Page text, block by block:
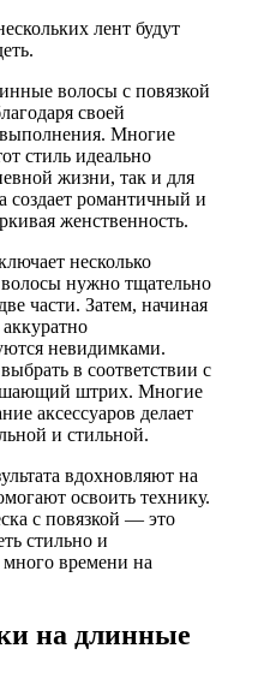
лент будут
волосы с повязкой
своей
выполнения. Многие
стиль идеально
жизни, так и для
создает романтичный и
женственность.
несколько
нужно тщательно
части. Затем, начиная
невидимками.
в соответствии с
штрих. Многие
аксессуаров делает
и стильной.
вдохновляют на
освоить технику.
с повязкой — это
стильно и
много времени на
на длинные